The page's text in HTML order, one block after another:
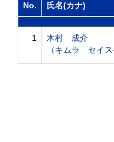
No. 氏名(カナ)
1
木村 成介
（キムラ セイス